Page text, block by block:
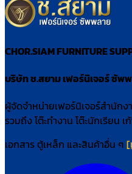
CHOR.SIAM FURNITURE
บริษัท ช.สยาม เฟอร์นิเจอร์ ซัพ
ผู้จัดจำหน่ายเฟอร์นิเจอร์สำนักง
รวมถึง โต๊ะทำงาน โต๊ะนักเรียน
เอกสาร ตู้เหล็ก และสินค้าอื่น ๆ [